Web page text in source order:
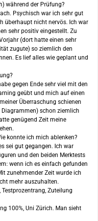
während der Prüfung?
Psychisch war ich sehr gut
überhaupt nicht nervös. Ich war
sehr positiv eingestellt. Zu
(dort hatte einen sehr
zugute) so ziemlich den
Es lief alles wie geplant und
gegen Ende sehr viel mit den
geübt und mich auf einen
Überraschung schienen
schon ziemlich
genügend Zeit meine
konnte ich mich ablenken?
sei gut gegangen. Ich war
und den beiden Merktests
wenn ich es einfach gefunden
zunehmender Zeit wurde ich
mehr auszuhalten.
Zuteilung
100%, Uni Zürich. Man sieht